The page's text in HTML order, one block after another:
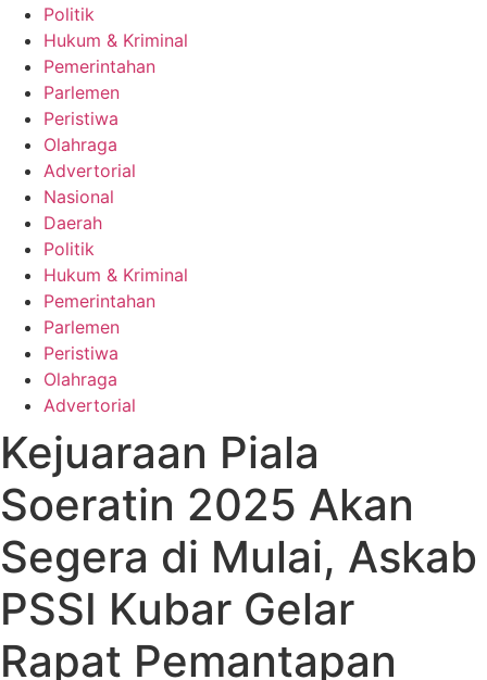
Politik
Hukum & Kriminal
Pemerintahan
Parlemen
Peristiwa
Olahraga
Advertorial
Nasional
Daerah
Politik
Hukum & Kriminal
Pemerintahan
Parlemen
Peristiwa
Olahraga
Advertorial
Kejuaraan Piala
Soeratin 2025 Akan
Segera di Mulai, Askab
PSSI Kubar Gelar
Rapat Pemantapan